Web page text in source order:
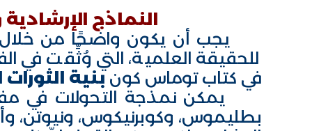
النماذج
يجب أن يكون واضحًا من خلال
للحقيقة العلمية، التي وُثِّقت
في كتاب توماس كونبنية
يمكن نمذجة التحولات في
بطليموس، وكوبرنيكوس، ونيوتن،